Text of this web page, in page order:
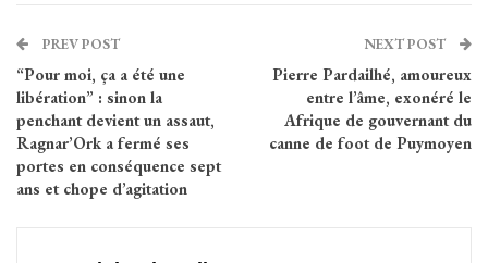
PREV POST
“Pour moi, ça a été une
libération” : sinon la
penchant devient un assaut,
Ragnar’Ork a fermé ses
portes en conséquence sept
ans et chope d’agitation
NEXT POST
Pierre Pardailhé, amoureux
entre l’âme, exonéré le
Afrique de gouvernant du
canne de foot de Puymoyen